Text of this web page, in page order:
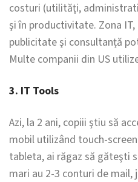
costuri (utilităţi,
şi în productivitate. Zona
publicitate şi consultanță
Multe companii din US
3. IT Tools
Azi, la 2 ani, copiii ştiu să
mobil utilizând touch-
tableta, ai răgaz să găteşti
mari au 2-3 conturi de